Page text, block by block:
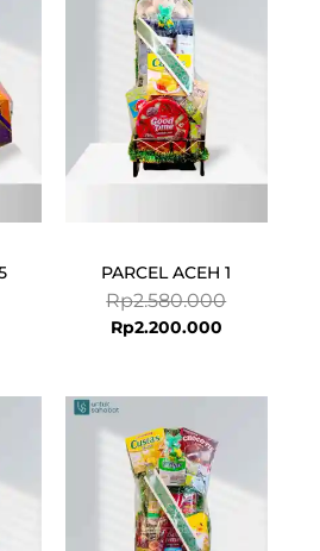
PARCEL ACEH 1
Rp2.580.000
Rp2.200.000